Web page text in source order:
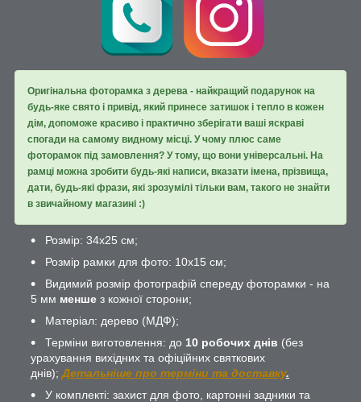
Оригінальна фоторамка з дерева - найкращий подарунок на
будь-яке свято і привід, який принесе затишок і тепло в кожен
дім, допоможе красиво і практично зберігати ваші яскраві
спогади на самому видному місці. У чому плюс саме
фоторамок під замовлення? У тому, що вони універсальні. На
рамці можна зробити будь-які написи, вказати імена, прізвища,
дати, будь-які фрази, які зрозумілі тільки вам, такого не знайти
в звичайному магазині :)
Розмір: 34х25 см;
Розмір рамки для фото: 10х15 см;
Видимий розмір фотографій спереду фоторамки - на
5 мм менше з кожної сторони;
Матеріал: дерево (МДФ);
Терміни виготовлення: до 10 робочих днів (без
урахування вихідних та офіційних святкових
днів); Детальніше про терміни та доставку.
У комплекті: захист для фото, картонні задники та